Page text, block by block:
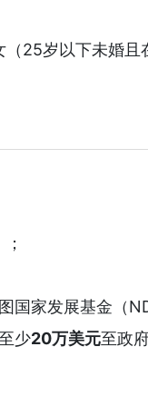
25岁以下未婚且
国家发展基金（
少20万美元至政